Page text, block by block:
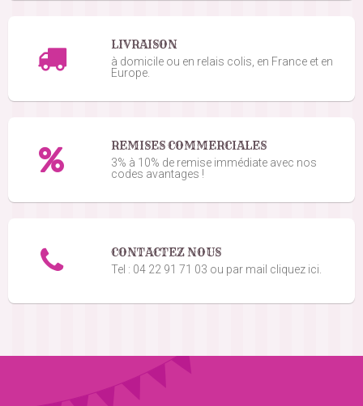
LIVRAISON
à domicile ou en relais colis, en France et en
Europe.
REMISES COMMERCIALES
3% à 10% de remise immédiate avec nos
codes avantages !
CONTACTEZ NOUS
Tel : 04 22 91 71 03 ou par mail cliquez ici.